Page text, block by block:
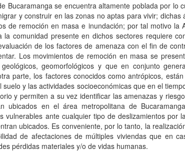
Bucaramanga se encuentra altamente poblada por lo
y construir en las zonas no aptas para vivir; dichas
de remoción en masa e inundación; por tal motivo la
la comunidad presente en dichos sectores requiere
de los factores de amenaza con el fin de
Los movimientos de remoción en masa se
geomorfológicos y que en conjunto
parte, los factores conocidos como antrópicos,
suelo y las actividades socioeconómicas que en el
y permiten a su vez identificar las amenazas y
ubicados en el área metropolitana de
vulnerables ante cualquier tipo de deslizamientos por
ubicados. Es conveniente, por lo tanto, la
de afectaciones de múltiples viviendas que en
pérdidas materiales y/o de vidas humanas.